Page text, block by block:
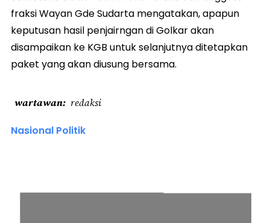
fraksi Wayan Gde Sudarta mengatakan, apapun
keputusan hasil penjairngan di Golkar akan
disampaikan ke KGB untuk selanjutnya ditetapkan
paket yang akan diusung bersama.
wartawan redaksi
Nasional Politik